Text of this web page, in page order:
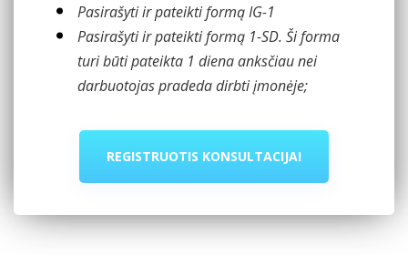
Pasirašyti ir pateikti formą IG-1
Pasirašyti ir pateikti formą 1-SD. Ši forma
turi būti pateikta 1 diena anksčiau nei
darbuotojas pradeda dirbti įmonėje;
REGISTRUOTIS KONSULTACIJAI